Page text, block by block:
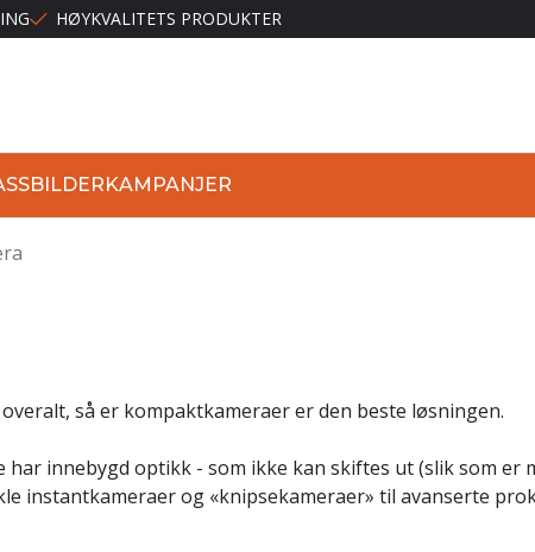
HØYKVALITETS PRODUKTER
KAMPANJER
så er kompaktkameraer er den beste løsningen.
innebygd optikk - som ikke kan skiftes ut (slik som er
instantkameraer og «knipsekameraer» til avanserte